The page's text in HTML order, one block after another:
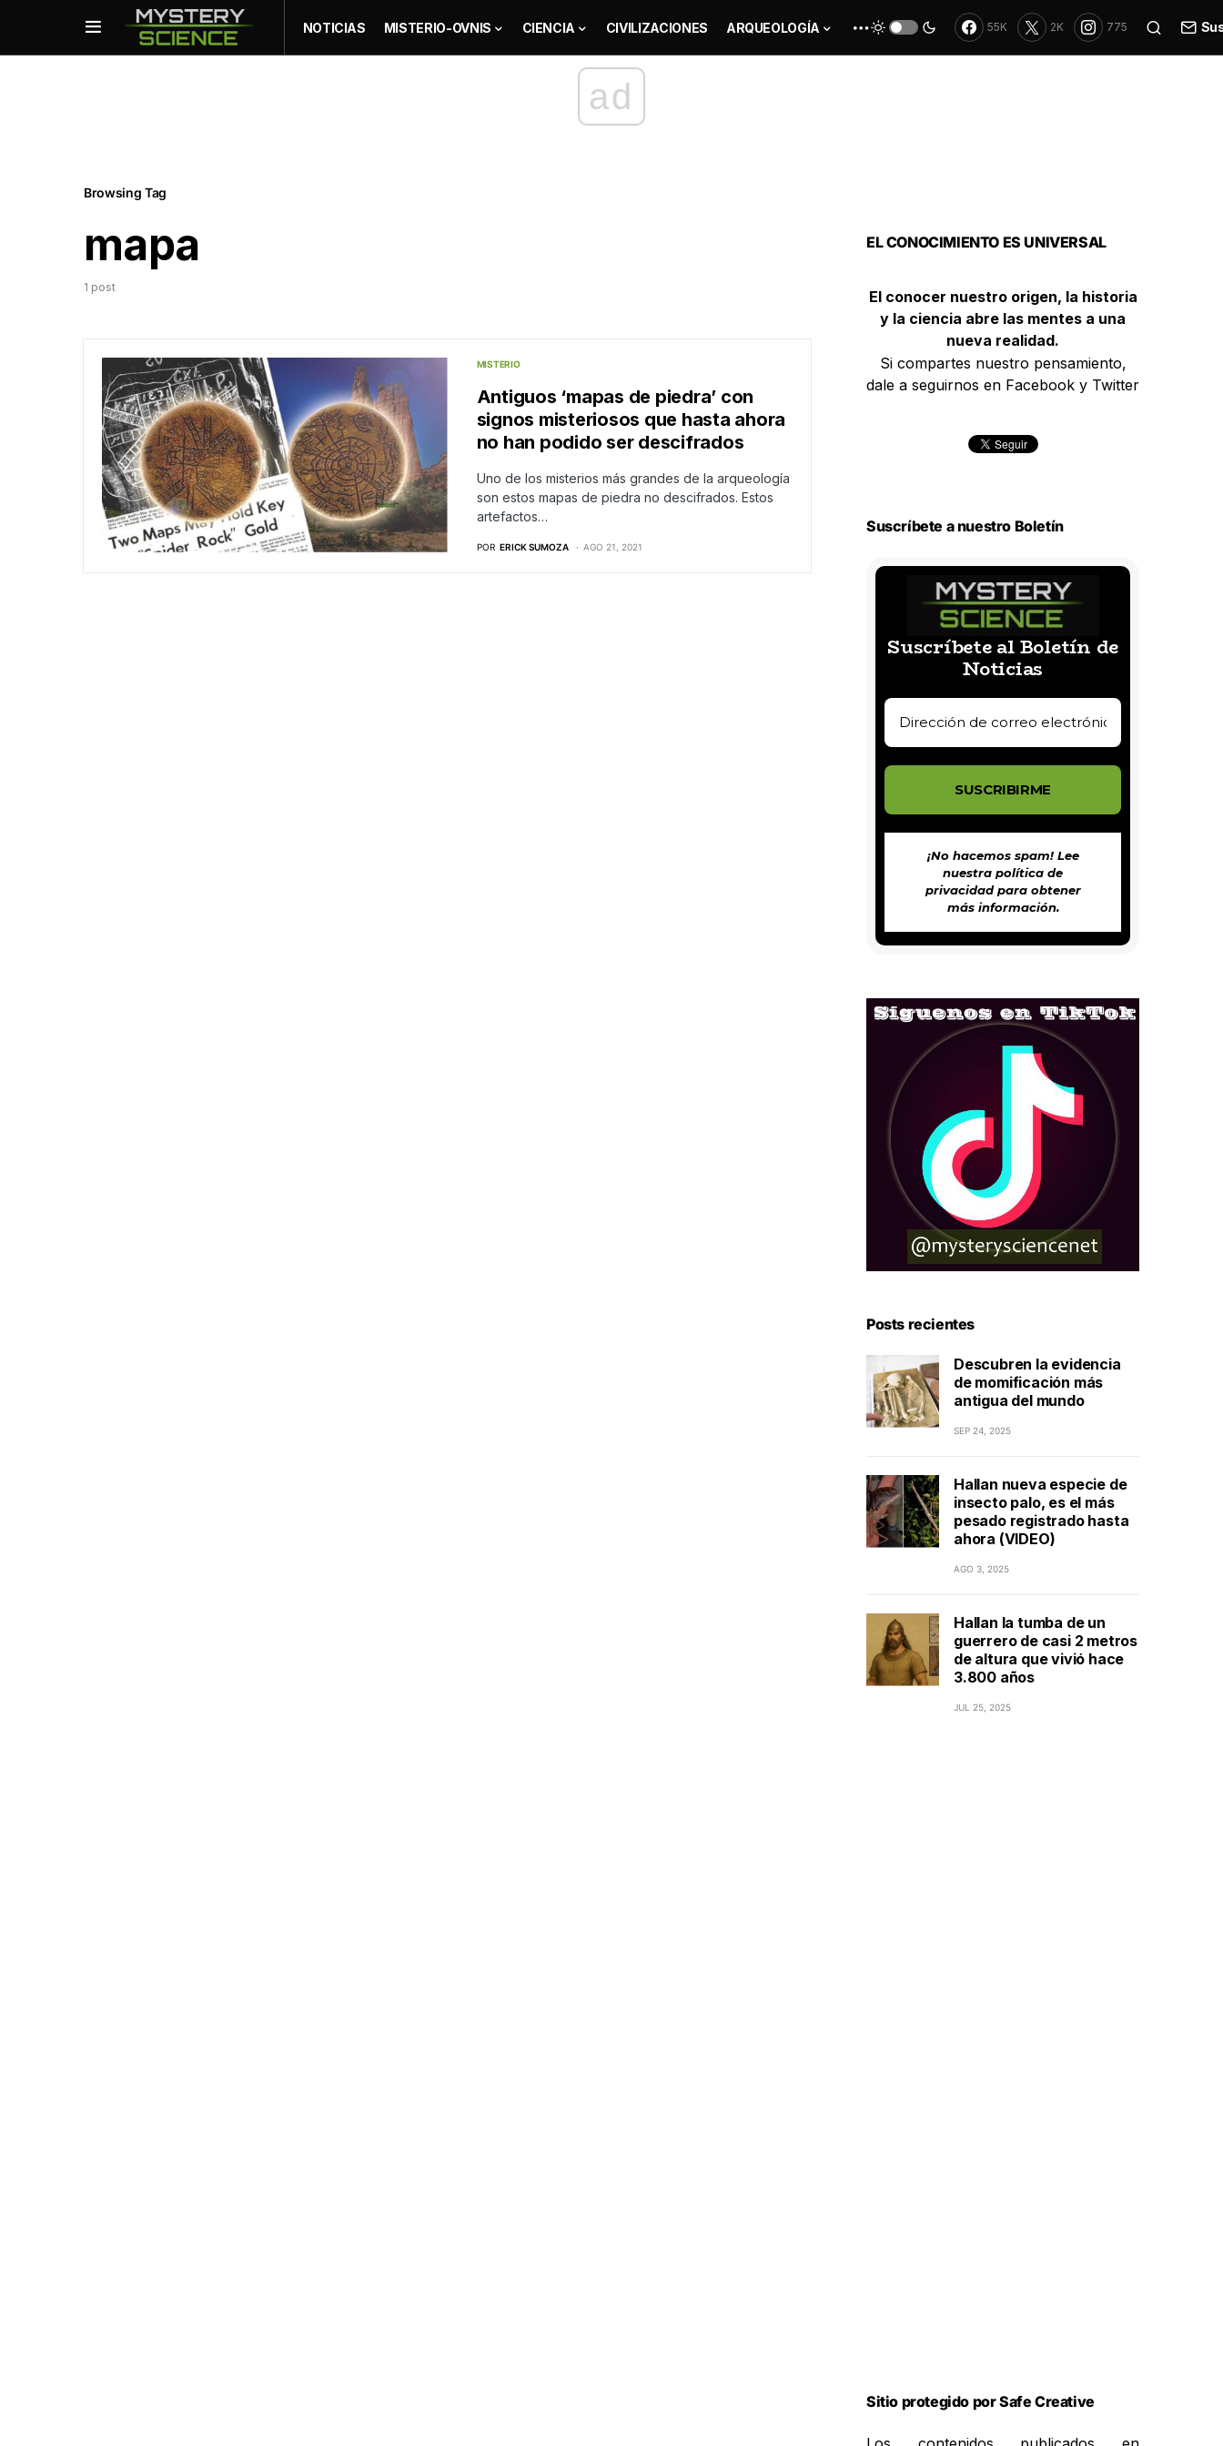
NOTICIAS MISTERIO-OVNIS CIENCIA CIVILIZACIONES ARQUEOLOGÍA 55K 2K 775
ad
Browsing Tag
mapa
1 post
MISTERIO
Antiguos ‘mapas de piedra’ con
signos misteriosos que hasta ahora
no han podido ser descifrados
Uno de los misterios más grandes de la arqueología
son estos mapas de piedra no descifrados. Estos
artefactos…
POR ERICK SUMOZA AGO 21, 2021
EL CONOCIMIENTO ES UNIVERSAL
El conocer nuestro origen, la historia
y la ciencia abre las mentes a una
nueva realidad.
Si compartes nuestro pensamiento,
dale a seguirnos en Facebook y Twitter
Suscríbete a nuestro Boletín
Suscríbete al Boletín de
Noticias
¡No hacemos spam! Lee
nuestra política de
privacidadpara obtener
más información.
Posts recientes
Descubren la evidencia
de momificación más
antigua del mundo
SEP 24, 2025
Hallan nueva especie de
insecto palo, es el más
pesado registrado hasta
ahora (VIDEO)
AGO 3, 2025
Hallan la tumba de un
guerrero de casi 2 metros
de altura que vivió hace
3.800 años
JUL 25, 2025
Sitio protegido por Safe Creative